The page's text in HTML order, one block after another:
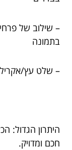
– שילוב של
בתמונה
– שלט עץ/
היתרון הגדול:
חכם ומדויק.